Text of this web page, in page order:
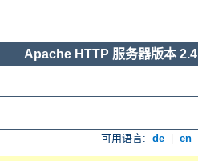
Apache HTTP 服务器版本 2.4
可用语言: de en